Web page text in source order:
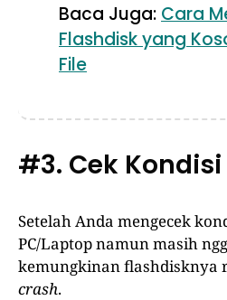
Baca Juga: Cara
Flashdisk yang
File
#3. Cek
Setelah Anda mengecek
PC/Laptop namun masih
kemungkinan flashdisknya
crash.